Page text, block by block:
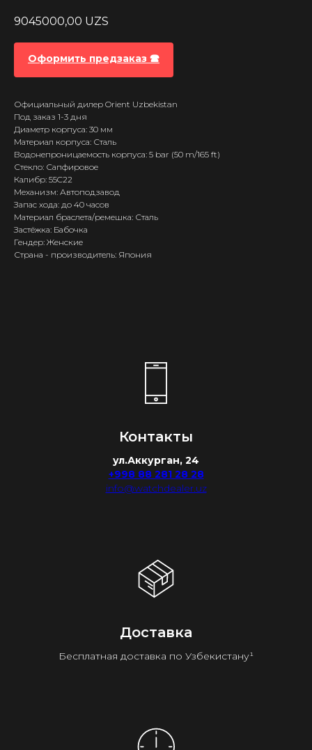
9045000,00 UZS
Оформить предзаказ 🕿
Официальный дилер Orient Uzbekistan
Под заказ 1-3 дня
Диаметр корпуса: 30 мм
Материал корпуса: Сталь
Водонепроницаемость корпуса: 5 bar (50 m/165 ft)
Стекло: Сапфировое
Калибр: 55C22
Механизм: Автоподзавод
Запас хода: до 40 часов
Материал браслета/ремешка: Сталь
Застёжка: Бабочка
Гендер: Женские
Страна - производитель: Япония
Контакты
ул.Аккурган, 24
+998 88 281 28 28
info@watchdealer.uz
Доставка
Бесплатная доставка по Узбекистану¹